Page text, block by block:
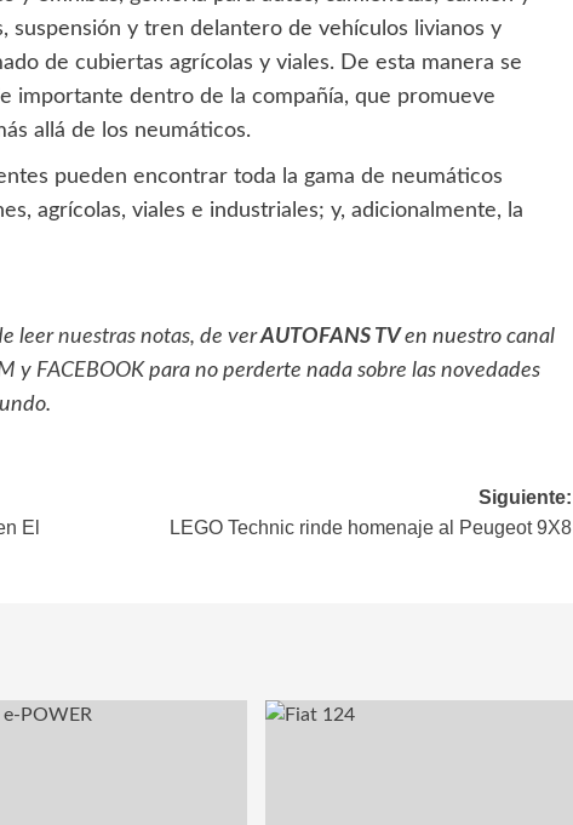
suspensión y tren delantero de vehículos livianos y
de cubiertas agrícolas y viales. De esta manera se
importante dentro de la compañía, que promueve
allá de los neumáticos.
pueden encontrar toda la gama de neumáticos
agrícolas, viales e industriales; y, adicionalmente, la
leernuestras notas, de verAUTOFANS TV en nuestro canal
y FACEBOOK para no perderte nada sobre las novedades
El
Siguiente:
LEGO Technic rinde homenaje al Peugeot 9X8